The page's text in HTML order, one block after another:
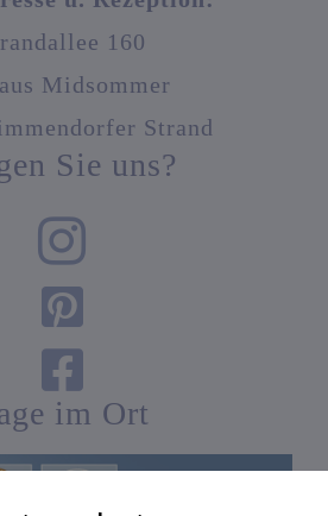
160
Midsommer
Strand
Sie uns?



im Ort